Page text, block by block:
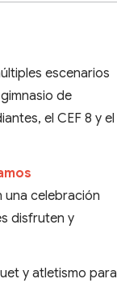
escenarios
de
el CEF 8 y el
una celebración
disfruten y
y atletismo para